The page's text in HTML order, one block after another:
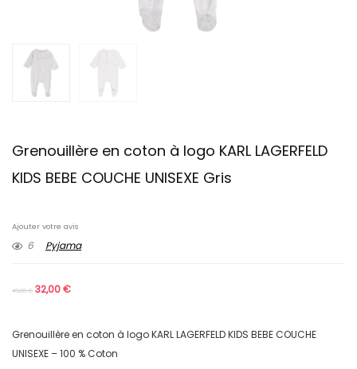
Grenouillère en coton à logo KARL LAGERFELD
KIDS BEBE COUCHE UNISEXE Gris
Ajouter votre avis
6 Pyjama
49,00€ 32,00€
Grenouillère en coton à logo KARL LAGERFELD KIDS BEBE COUCHE
UNISEXE – 100 % Coton